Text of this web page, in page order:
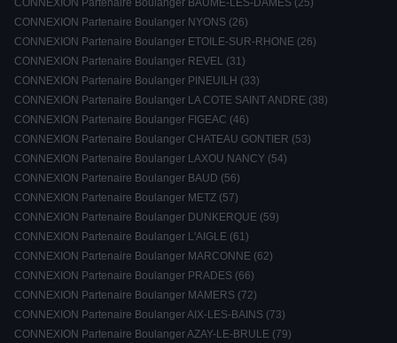
CONNEXION Partenaire Boulanger BAUME-LES-DAMES (25)
CONNEXION Partenaire Boulanger NYONS (26)
CONNEXION Partenaire Boulanger ETOILE-SUR-RHONE (26)
CONNEXION Partenaire Boulanger REVEL (31)
CONNEXION Partenaire Boulanger PINEUILH (33)
CONNEXION Partenaire Boulanger LA COTE SAINT ANDRE (38)
CONNEXION Partenaire Boulanger FIGEAC (46)
CONNEXION Partenaire Boulanger CHATEAU GONTIER (53)
CONNEXION Partenaire Boulanger LAXOU NANCY (54)
CONNEXION Partenaire Boulanger BAUD (56)
CONNEXION Partenaire Boulanger METZ (57)
CONNEXION Partenaire Boulanger DUNKERQUE (59)
CONNEXION Partenaire Boulanger L'AIGLE (61)
CONNEXION Partenaire Boulanger MARCONNE (62)
CONNEXION Partenaire Boulanger PRADES (66)
CONNEXION Partenaire Boulanger MAMERS (72)
CONNEXION Partenaire Boulanger AIX-LES-BAINS (73)
CONNEXION Partenaire Boulanger AZAY-LE-BRULE (79)